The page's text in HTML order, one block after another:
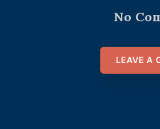
No
LEAVE A